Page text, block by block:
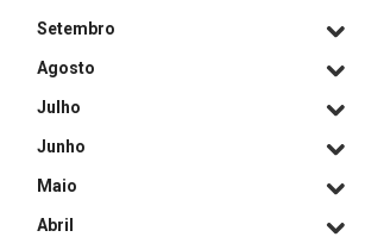
Setembro
Agosto
Julho
Junho
Maio
Abril